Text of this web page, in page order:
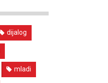
dijalog
mladi